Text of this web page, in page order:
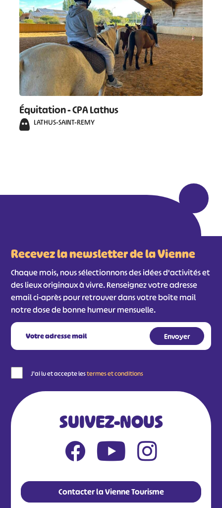
Équitation - CPA Lathus
LATHUS-SAINT-REMY
Recevez la newsletter de la Vienne
Chaque mois, nous sélectionnons des idées d'activités et
des lieux originaux à vivre. Renseignez votre adresse
email ci-après pour retrouver dans votre boîte mail
notre dose de bonne humeur mensuelle.
J'ai lu et accepte lestermes et conditions
SUIVEZ-NOUS
Contacter la Vienne Tourisme